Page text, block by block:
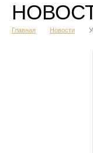
Главная Новости